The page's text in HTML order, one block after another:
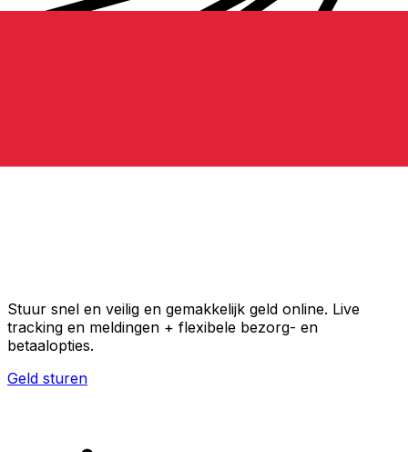
Stuur snel en veilig en gemakkelijk geld online. Live
tracking en meldingen + flexibele bezorg- en
betaalopties.
Geld sturen